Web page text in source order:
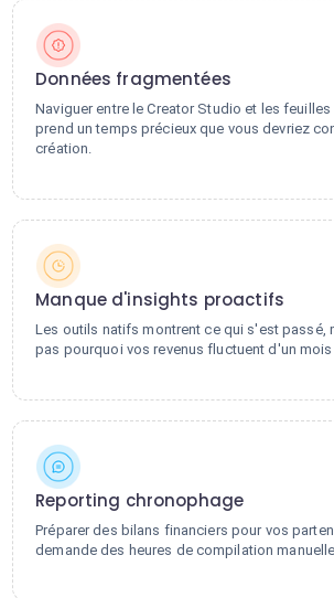
Données fragmentées
Naviguer entre le Creator Studio et les
prend un temps précieux que vous devriez
création.
Manque d'insights proactifs
Les outils natifs montrent ce qui s'est passé,
pas pourquoi vos revenus fluctuent d'un mois
Reporting chronophage
Préparer des bilans financiers pour vos
demande des heures de compilation